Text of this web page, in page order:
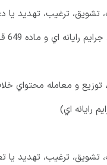
تشويق، ترغيب، تهديد
رايانه اي)